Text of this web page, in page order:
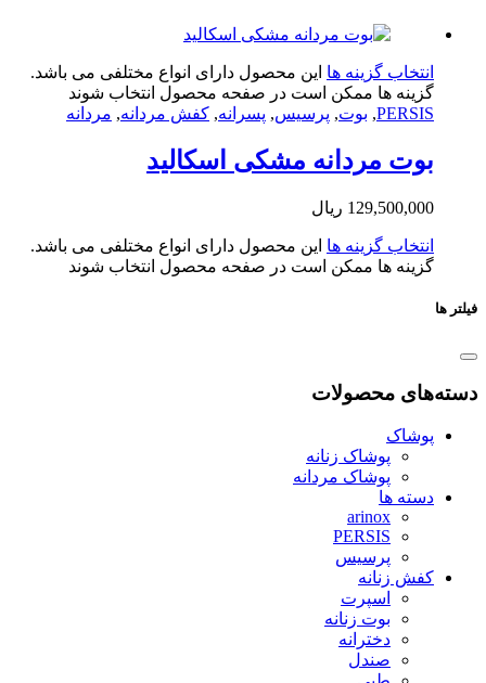
گزینه ها این محصول دارای انواع مختلفی می باشد.
ها ممکن است در صفحه محصول انتخاب شوند
بوت,پرسیس, پسرانه ,کفش مردانه, مردانه
مردانه مشکی اسکالید
ریال
گزینه ها این محصول دارای انواع مختلفی می باشد.
ها ممکن است در صفحه محصول انتخاب شوند
محصولات
پوشاک زنانه
پوشاک مردانه
ها
PERSIS
پرسیس
زنانه
اسپرت
بوت زنانه
دخترانه